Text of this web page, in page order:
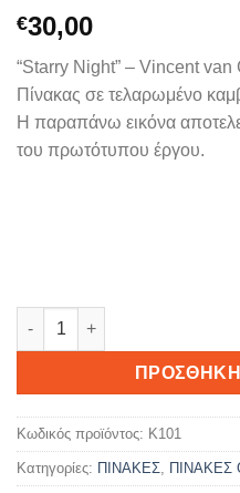
€30,00
“Starry Night” – Vincent van
Πίνακας σε τελαρωμένο
Η παραπάνω εικόνα
του πρωτότυπου έργου.
Starry Night ποσότητα
ΠΡΟΣΘΉΚΗ
Κωδικός προϊόντος: K101
Κατηγορίες: ΠΙΝΑΚΕΣ, ΠΙΝΑΚΕΣ